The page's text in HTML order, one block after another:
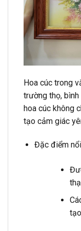
Hoa cúc trong
trường thọ, bình
hoa cúc không
tạo cảm giác
Đặc điểm